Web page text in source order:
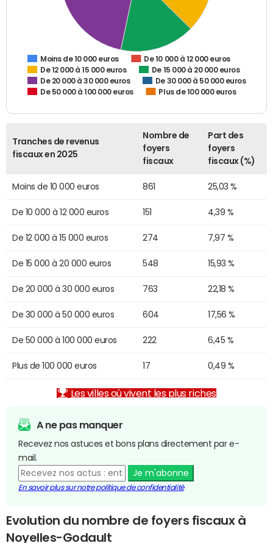
Moins de 10 000 euros
De 10 000 à 12 000 euros
De 12 000 à 15 000 euros
De 15 000 à 20 000 euros
De 20 000 à 30 000 euros
De 30 000 à 50 000 euros
De 50 000 à 100 000 euros
Plus de 100 000 euros
Tranches de revenus
fiscaux en 2025
Nombre de
foyers
fiscaux
Part des
foyers
fiscaux (%)
Moins de 10 000 euros 861 25,03 %
De 10 000 à 12 000 euros 151 4,39 %
De 12 000 à 15 000 euros 274 7,97 %
De 15 000 à 20 000 euros 548 15,93 %
De 20 000 à 30 000 euros 763 22,18 %
De 30 000 à 50 000 euros 604 17,56 %
De 50 000 à 100 000 euros 222 6,45 %
Plus de 100 000 euros 17 0,49 %
Les villes où vivent les plus riches
A ne pas manquer
Recevez nos astuces et bons plans directement par e-
mail.
Je m'abonne
En savoir plus sur notre politique de confidentialité
Evolution du nombre de foyers fiscaux à
Noyelles-Godault